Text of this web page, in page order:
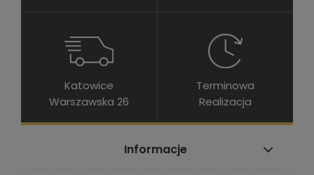
Katowice
Warszawska 26
Terminowa
Realizacja
Informacje